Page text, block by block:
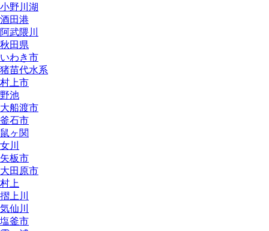
小野川湖
酒田港
阿武隈川
秋田県
いわき市
猪苗代水系
村上市
野池
大船渡市
釜石市
鼠ヶ関
女川
矢板市
大田原市
村上
摺上川
気仙川
塩釜市